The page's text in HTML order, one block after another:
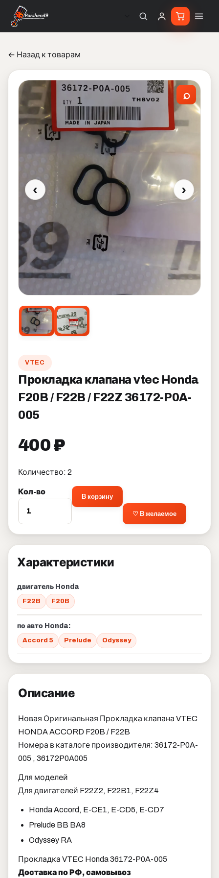
← Назад к товарам
‹
⌕
›
VTEC
Прокладка клапана vtec Honda
F20B / F22B / F22Z 36172-P0A-
005
400 ₽
Количество: 2
Кол-во
В корзину
♡ В желаемое
Характеристики
двигатель Honda
F22B F20B
по авто Honda:
Accord 5 Prelude Odyssey
Описание
Новая Оригинальная Прокладка клапана VTEC
HONDA ACCORD F20B / F22B
Номера в каталоге производителя: 36172-P0A-
005 , 36172P0A005
Для моделей
Для двигателей F22Z2, F22B1, F22Z4
Honda Accord, E-CE1, E-CD5, E-CD7
Prelude BB BA8
Odyssey RA
Прокладка VTEC Honda 36172-P0A-005
Доставка по РФ, самовывоз